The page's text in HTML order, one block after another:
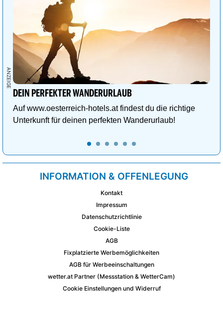
DEIN PERFEKTER WANDERURLAUB
Auf www.oesterreich-hotels.at findest du die richtige
Unterkunft für deinen perfekten Wanderurlaub!
INFORMATION & OFFENLEGUNG
Kontakt
Impressum
Datenschutzrichtlinie
Cookie-Liste
AGB
Fixplatzierte Werbemöglichkeiten
AGB für Werbeeinschaltungen
wetter.at Partner (Messstation & WetterCam)
Cookie Einstellungen und Widerruf